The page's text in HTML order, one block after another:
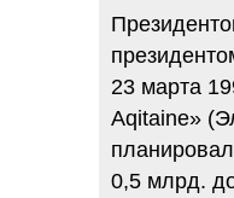
23 марта
Aqitaine»
0,5 млрд.